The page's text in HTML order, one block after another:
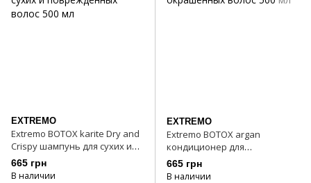
EXTREMO
Extremo BOTOX karite Dry and
Crispy шампунь для сухих и
поврежденных волос 500 мл
665 грн
В наличии
EXTREMO
Extremo BOTOX argan
кондиционер для
окрашенных волос 500 мл
665 грн
В наличии